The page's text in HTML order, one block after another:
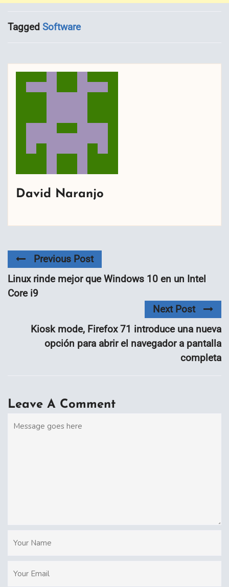
Tagged Software
David Naranjo
Previous Post
Linux rinde mejor que Windows 10 en un Intel
Core i9
Next Post
Kiosk mode, Firefox 71 introduce una nueva
opción para abrir el navegador a pantalla
completa
Leave A Comment